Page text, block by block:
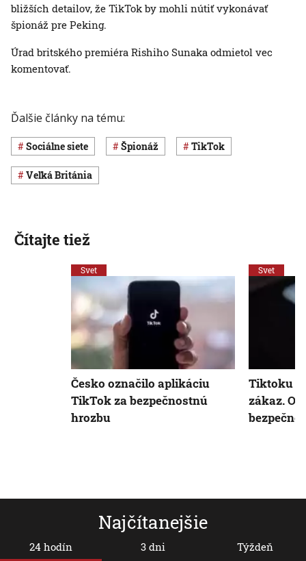
bližších detailov, že TikTok by mohli nútiť vykonávať
špionáž pre Peking.
Úrad britského premiéra Rishiho Sunaka odmietol vec
komentovať.
Ďalšie články na tému:
sociálne siete špionáž TikTok
Veľká Británia
Najčítanejšie
24 hodín 3 dni Týždeň
Čítajte tiež
Svet
Česko označilo aplikáciu
TikTok za bezpečnostnú
hrozbu
Svet
Tiktoku
zákaz.